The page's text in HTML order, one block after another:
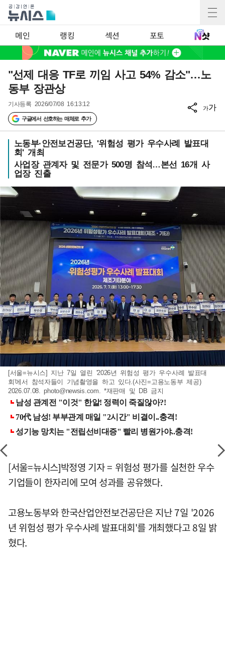
메인 랭킹 섹션 포토
"선제 대응 TF로 끼임 사고 54% 감소"…노
동부 장관상
기사등록 2026/07/08 16:13:12
구글에서 선호하는 매체로 추가
가가
노동부·안전보건공단, '위험성 평가 우수사례 발표대
회' 개최
사업장 관계자 및 전문가 500명 참석…본선 16개 사
업장 진출
[서울=뉴시스] 지난 7일 열린 '2026년 위험성 평가 우수사례 발표대
회'에서 참석자들이 기념촬영을 하고 있다.(사진=고용노동부 제공)
2026.07.08.photo@newsis.com . *재판매 및 DB 금지
[서울=뉴시스]박정영 기자 = 위험성 평가를 실천한 우수
기업들이 한자리에 모여 성과를 공유했다.
고용노동부와 한국산업안전보건공단은 지난 7일 '2026
년 위험성 평가 우수사례 발표대회'를 개최했다고 8일 밝
혔다.